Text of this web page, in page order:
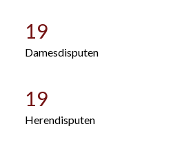
19
Damesdisputen
19
Herendisputen